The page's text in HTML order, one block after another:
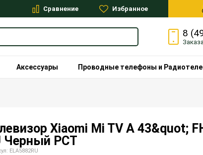
Сравнение Избранное
8
Аксессуары Проводные телефоны и
Xiaomi Mi TV A 43&quot;
Черный РСТ
ELA5882RU